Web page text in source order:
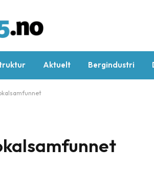
Aktuelt Bergindustri